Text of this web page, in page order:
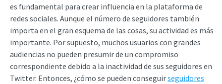
es fundamental para crear influencia en la plataforma de
redes sociales. Aunque el número de seguidores también
importa en el gran esquema de las cosas, su actividad es más
importante. Por supuesto, muchos usuarios con grandes
audiencias no pueden presumir de un compromiso
correspondiente debido a la inactividad de sus seguidores en
Twitter. Entonces, ¿cómo se pueden conseguirseguidores